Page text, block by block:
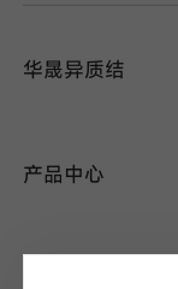
华晟异质结
产品中心
异质结组件